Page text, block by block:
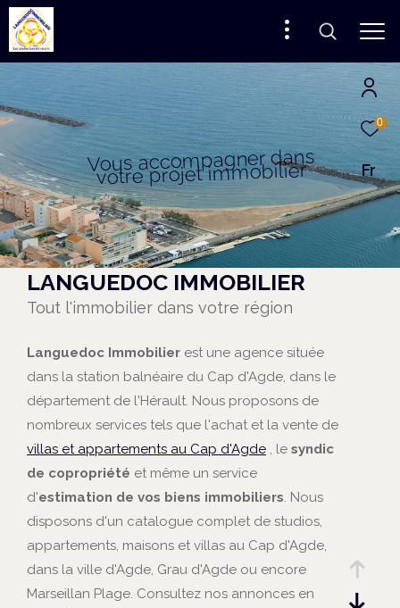
0
Fr
Vousaccompagnerdans
votreprojetimmobilier
LANGUEDOC IMMOBILIER
Tout l'immobilier dans votre région
Languedoc Immobilier est une agence située
dans la station balnéaire du Cap d'Agde, dans le
département de l'Hérault. Nous proposons de
nombreux services tels que l'achat et la vente de
villas et appartements au Cap d'Agde , le syndic
de copropriété et même un service
d'estimation de vos biens immobiliers. Nous
disposons d'un catalogue complet de studios,
appartements, maisons et villas au Cap d'Agde,
dans la ville d'Agde, Grau d'Agde ou encore
Marseillan Plage. Consultez nos annonces en